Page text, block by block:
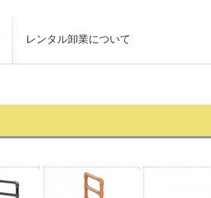
レンタル卸業について